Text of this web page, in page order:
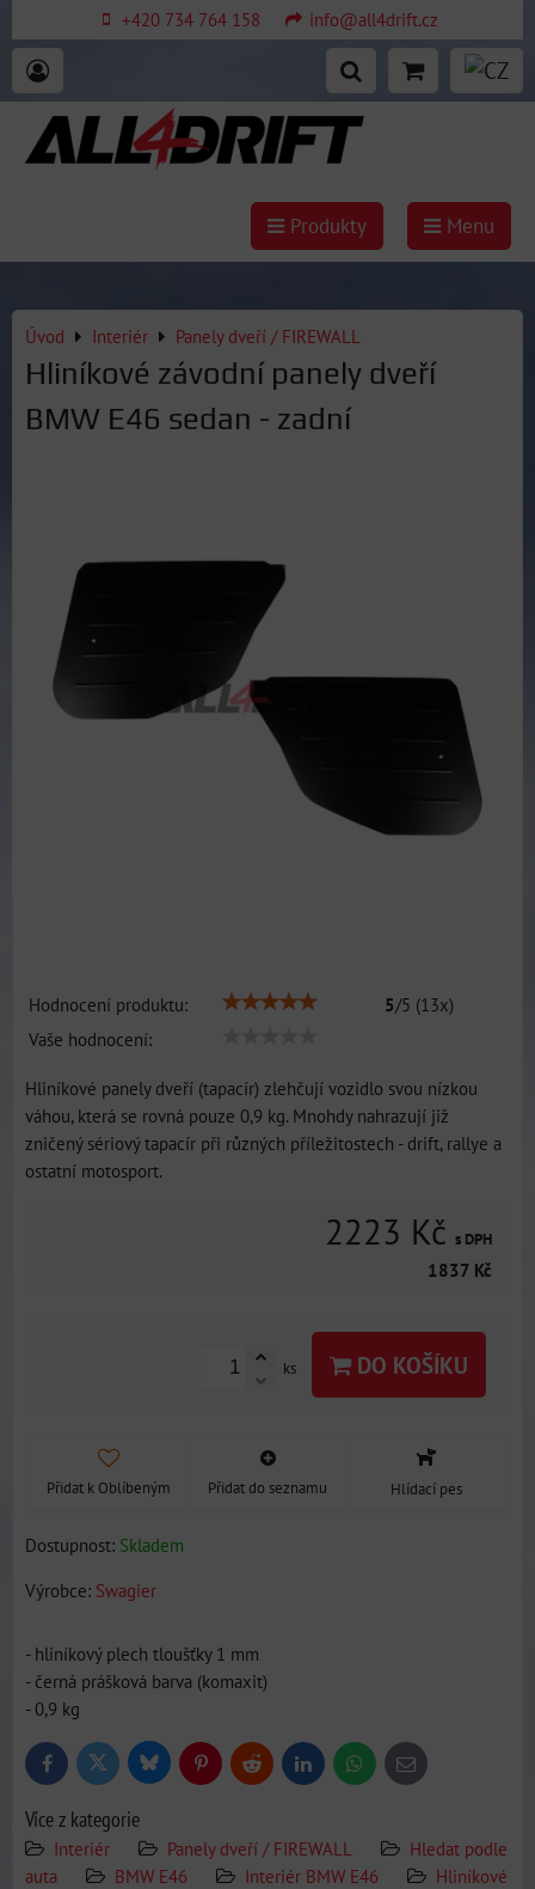
+420 734 764 158 info@all4drift.cz
Produkty Menu
Úvod Interiér Panely dveří / FIREWALL
Hliníkové závodní panely dveří
BMW E46 sedan - zadní
Hodnocení produktu: 5/5 (13x)
Vaše hodnocení:
Hliníkové panely dveří (tapacír) zlehčují vozidlo svou nízkou
váhou, která se rovná pouze 0,9 kg. Mnohdy nahrazují již
zničený sériový tapacír při různých příležitostech - drift, rallye a
ostatní motosport.
2223 Kč s DPH
1837 Kč
ks DO KOŠÍKU
Přidat k Oblíbeným Přidat do seznamu Hlídací pes
Dostupnost: Skladem
Výrobce: Swagier
- hliníkový plech tloušťky 1 mm
- černá prášková barva (komaxit)
- 0,9 kg
FacebookTwitter BlueskyPinterestReddit LinkedInWhatsApp
E-
mail
Více z kategorie
Interiér Panely dveří / FIREWALL
Hledat podle
auta
BMW E46 Interiér BMW E46
Hliníkové